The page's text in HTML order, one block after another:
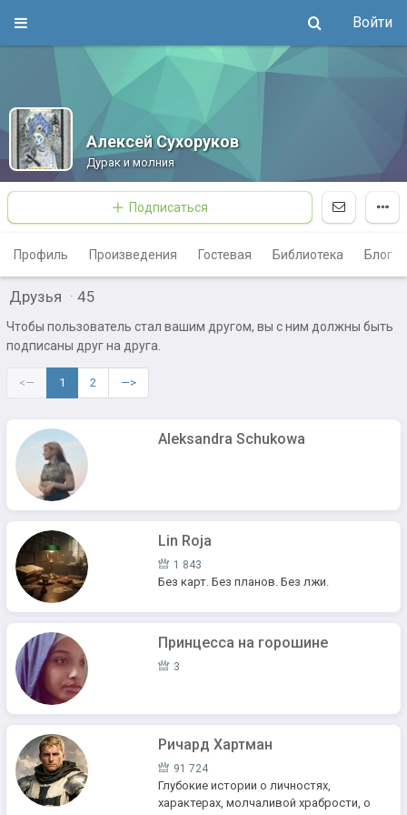
Войти
Алексей Сухоруков
Дурак и молния
Подписаться
Профиль Произведения Гостевая Библиотека Блог
Друзья · 45
Чтобы пользователь стал вашим другом, вы с ним должны быть
подписаны друг на друга.
<— 1 2 —>
Aleksandra Schukowa
Lin Roja
1 843
Без карт. Без планов. Без лжи.
Принцесса на горошине
3
Ричард Хартман
91 724
Глубокие истории о личностях,
характерах, молчаливой храбрости, о